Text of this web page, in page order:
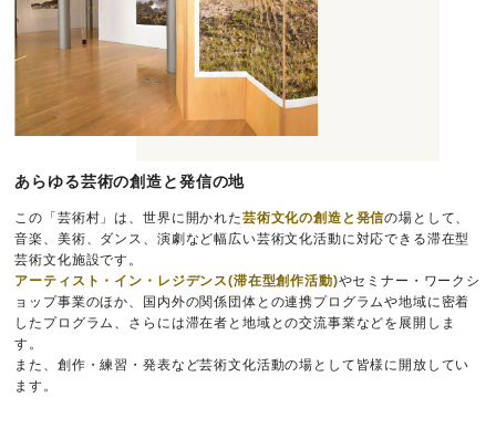
あらゆる芸術の創造と発信の地
この「芸術村」は、世界に開かれた芸術文化の創造と発信の場として、
音楽、美術、ダンス、演劇など幅広い芸術文化活動に対応できる滞在型
芸術文化施設です。
アーティスト・イン・レジデンス(滞在型創作活動)やセミナー・ワークシ
ョップ事業のほか、国内外の関係団体との連携プログラムや地域に密着
したプログラム、さらには滞在者と地域との交流事業などを展開しま
す。
また、創作・練習・発表など芸術文化活動の場として皆様に開放してい
ます。